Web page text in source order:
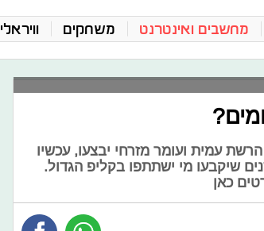
מחשבים ואינטרנט משחקים וויראלי
עמית ועומר מזרחי יבצעו, עכשיו
שיקבעו מי ישתתפו בקליפ הגדול.
כאן